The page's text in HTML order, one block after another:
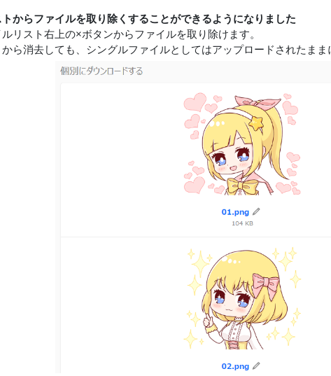
トからファイルを取り除くすることができるようになりました
リスト右上の×ボタンからファイルを取り除けます。
から消去しても、シングルファイルとしてはアップロードされたまま